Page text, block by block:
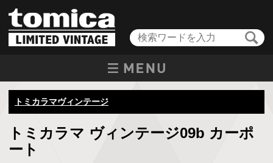
トミカラマヴィンテージ
トミカラマ ヴィンテージ09b カーポ
ート